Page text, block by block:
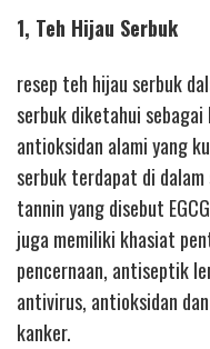
1, Teh Hijau Serbuk
resep teh hijau serbuk
serbuk diketahui sebagai
antioksidan alami yang
serbuk terdapat di
tannin yang disebut
juga memiliki khasiat
pencernaan, antiseptik
antivirus, antioksidan
kanker.